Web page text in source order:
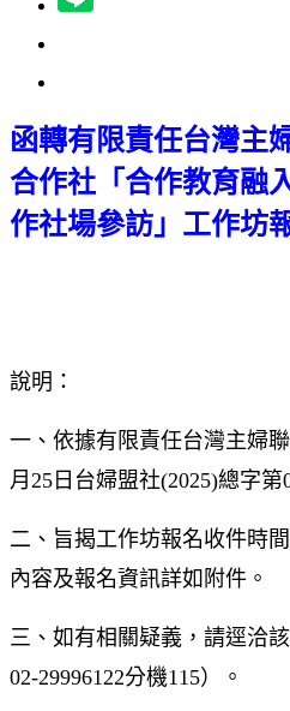
函轉有限責任台灣主
合作社「合作教育融
作社場參訪」工作坊
說明：
一、依據有限責任台灣主婦
月25日台婦盟社(2025)總字第
二、旨揭工作坊報名收件時
內容及報名資訊詳如附件。
三、如有相關疑義，請逕洽
02-29996122分機115）。